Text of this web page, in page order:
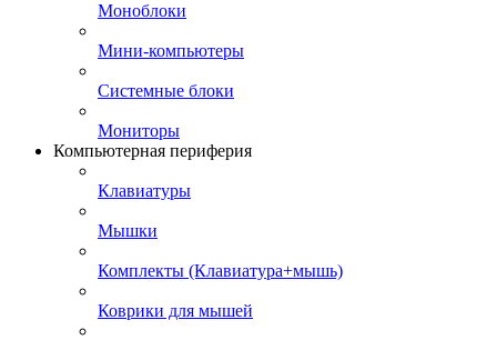
Моноблоки
Мини-компьютеры
Системные блоки
Мониторы
Компьютерная периферия
Клавиатуры
Мышки
Комплекты (Клавиатура+мышь)
Коврики для мышей